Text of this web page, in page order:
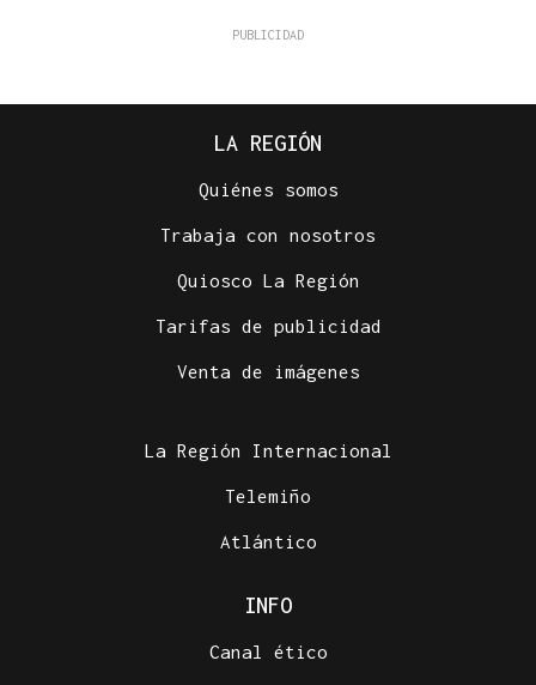
LA REGIÓN
Quiénes somos
Trabaja con nosotros
Quiosco La Región
Tarifas de publicidad
Venta de imágenes
La Región Internacional
Telemiño
Atlántico
INFO
Canal ético